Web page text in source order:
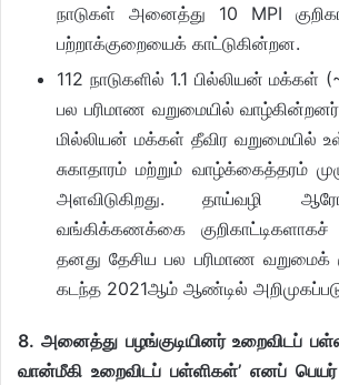
நாடுகள் அனைத்து 10 MPI
பற்றாக்குறையைக் காட்டுகின்றன.
112 நாடுகளில் 1.1 பில்லியன் மக்கள்
பல பரிமாண வறுமையில்
மில்லியன் மக்கள் தீவிர வறுமையில்
சுகாதாரம் மற்றும் வாழ்க்கைத்தரம்
அளவிடுகிறது. தாய்வழி
வங்கிக்கணக்கை குறிகாட்டிகளாகச்
தனது தேசிய பல பரிமாண வறுமைக்
கடந்த 2021ஆம் ஆண்டில்
8. அனைத்து பழங்குடியினர் உறைவிடப்
வான்மீகி உறைவிடப் பள்ளிகள்’ எனப்